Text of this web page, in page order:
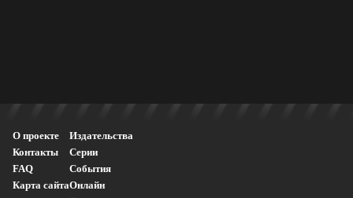
О проекте
Контакты
FAQ
Карта сайта
Издательства
Серии
События
Онлайн